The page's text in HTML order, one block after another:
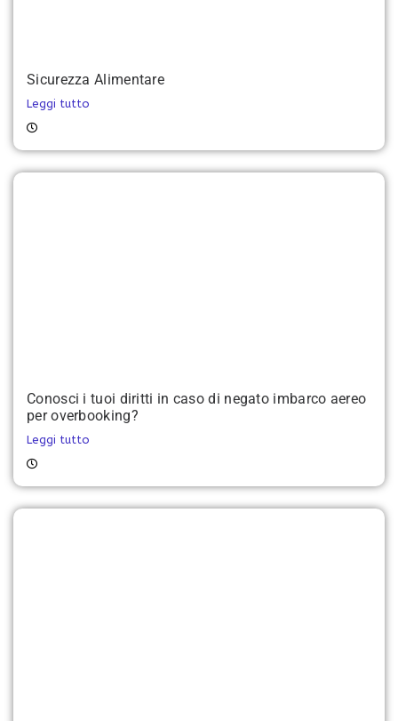
Sicurezza Alimentare
Leggi tutto
Conosci i tuoi diritti in caso di negato imbarco aereo
per overbooking?
Leggi tutto